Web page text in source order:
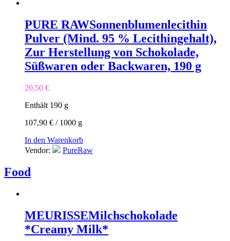
PURE RAWSonnenblumenlecithin
Pulver (Mind. 95 % Lecithingehalt),
Zur Herstellung von Schokolade,
Süßwaren oder Backwaren, 190 g
20,50 €
Enthält 190 g
107,90 € / 1000 g
In den Warenkorb
Vendor:
PureRaw
Food
MEURISSEMilchschokolade
*Creamy Milk*